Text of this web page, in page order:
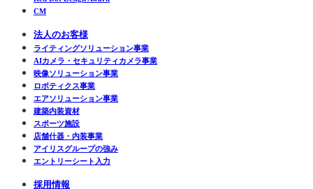
CM
法人のお客様
ライティングソリューション事業
AIカメラ・セキュリティカメラ事業
映像ソリューション事業
ロボティクス事業
エアソリューション事業
建築内装資材
スポーツ施設
店舗什器・内装事業
アイリスグループの強み
エントリーシート入力
採用情報